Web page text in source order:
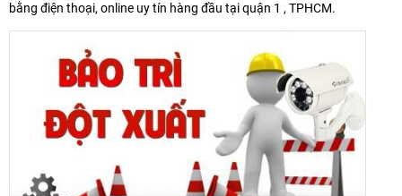
bằng điện thoại, online uy tín hàng đầu tại quận 1 , TPHCM.